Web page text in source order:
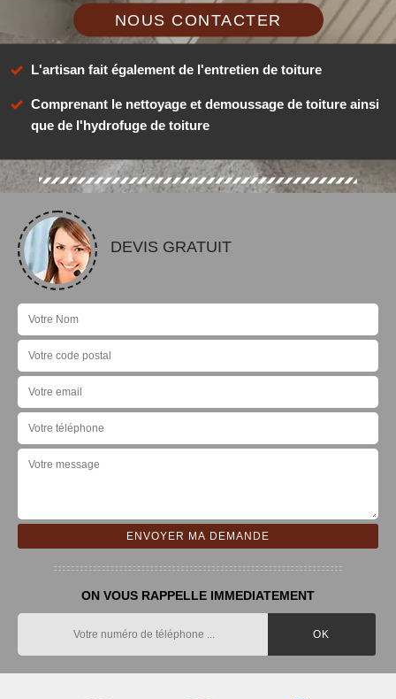
NOUS CONTACTER
L'artisan fait également de l'entretien de toiture
Comprenant le nettoyage et demoussage de toiture ainsi
que de l'hydrofuge de toiture
DEVIS GRATUIT
ON VOUS RAPPELLE IMMEDIATEMENT